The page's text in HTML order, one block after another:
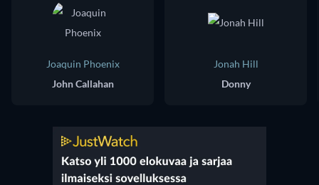
Joaquin Phoenix
John Callahan
Jonah Hill
Donny